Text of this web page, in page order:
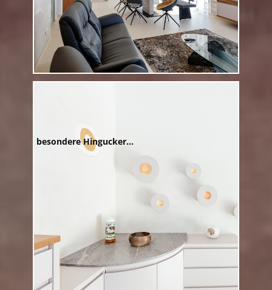
besondere Hingucker...